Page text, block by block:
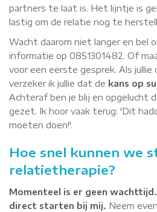
partners te laat is. Het lijntje is
lastig om de relatie nog te
Wacht daarom niet langer en bel
informatie op 0851301482. Of
voor een eerste gesprek. Als jullie
verzeker ik jullie dat de kans op
Achteraf ben je blij en opgelucht
gezet. Ik hoor vaak terug: 'Dit
moeten doen!'.
Hoe snel kunnen we
relatietherapie?
Momenteel is er geen wachttijd.
direct starten bij mij. Neem